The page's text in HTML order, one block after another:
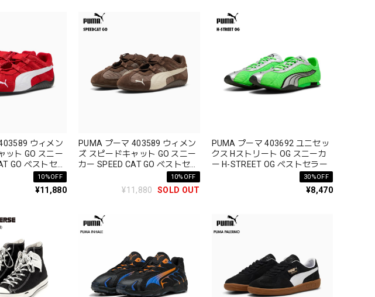
ウィメン
ット GO スニー
GO ベストセラ
10%OFF
¥11,880
PUMA プーマ 403589 ウィメン
ズ スピードキャット GO スニー
カー SPEED CAT GO ベストセラ
10%OFF
¥11,880 SOLD OUT
PUMA プーマ 403692 ユニセッ
クス Hストリート OG スニーカ
ー H-STREET OG ベストセラー
30%OFF
¥8,470